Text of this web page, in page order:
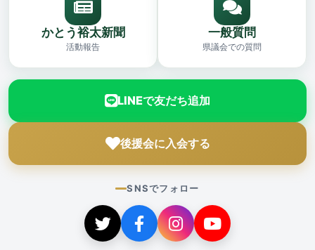
かとう裕太新聞
活動報告
一般質問
県議会での質問
LINEで友だち追加
後援会に入会する
SNSでフォロー